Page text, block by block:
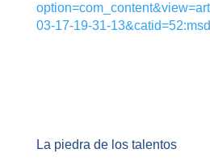
03-17-19-31-
La piedra de los talentos